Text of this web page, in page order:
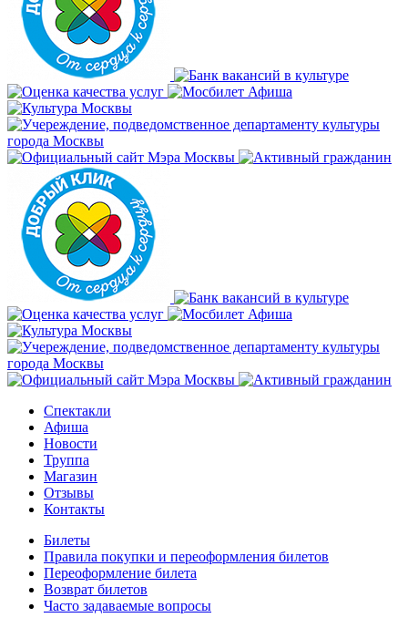
Спектакли
Афиша
Новости
Труппа
Магазин
Отзывы
Контакты
Билеты
Правила покупки и переоформления билетов
Переоформление билета
Возврат билетов
Часто задаваемые вопросы